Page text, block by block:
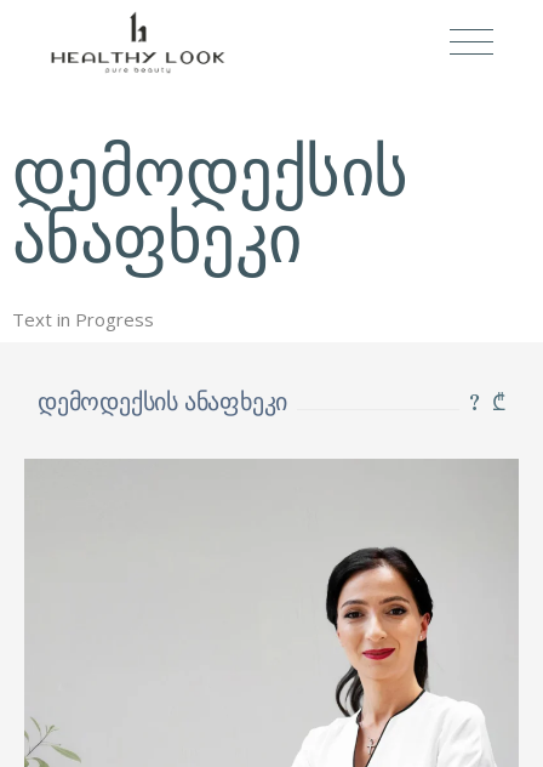
დემოდექსის
ანაფხეკი
Text in Progress
დემოდექსის ანაფხეკი ? ₾